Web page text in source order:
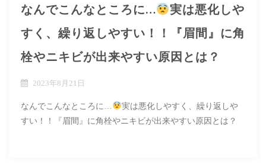
なんでこんなところに…
実は悪化しや
すく、繰り返しやすい！！『眉間』に角
栓やニキビが出来やすい原因とは？
2023年8月21日
なんでこんなところに…
実は悪化しやすく、繰り返しや
すい！！『眉間』に角栓やニキビが出来やすい原因とは？